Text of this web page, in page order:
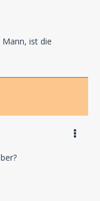
ist die